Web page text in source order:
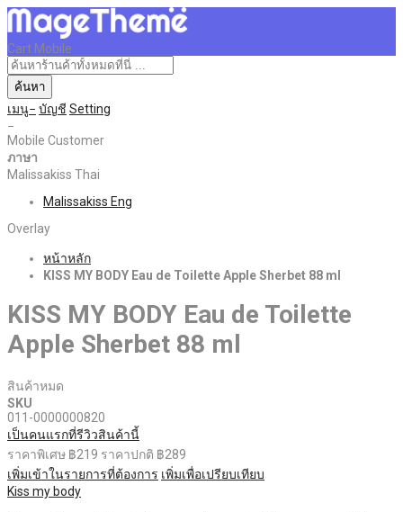
Cart Mobile
ค้นหา
เมนู บัญชี Setting
Mobile Customer
ภาษา
Malissakiss Thai
Malissakiss Eng
Overlay
หน้าหลัก
KISS MY BODY Eau de Toilette Apple Sherbet 88 ml
KISS MY BODY Eau de Toilette
Apple Sherbet 88 ml
สินค้าหมด
SKU
011-0000000820
เป็นคนแรกที่รีวิวสินค้านี้
ราคาพิเศษ ฿219 ราคาปกติ ฿289
เพิ่มเข้าในรายการที่ต้องการ เพิ่มเพื่อเปรียบเทียบ
Kiss my body